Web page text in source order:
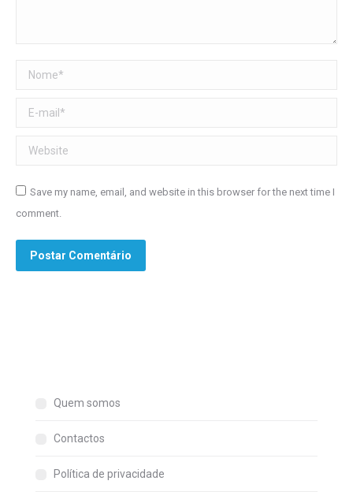
Nome *
E-mail *
Website
Save my name, email, and website in this browser for the next time I
comment.
Postar Comentário
Quem somos
Contactos
Política de privacidade